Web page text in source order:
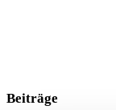
Beiträge